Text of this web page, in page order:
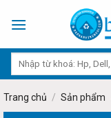
Trang chủ / Sản phẩm